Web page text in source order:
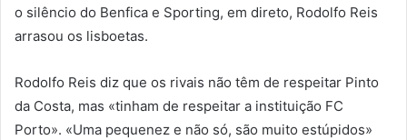
o silêncio do Benfica e Sporting, em direto, Rodolfo Reis
arrasou os lisboetas.
Rodolfo Reis diz que os rivais não têm de respeitar Pinto
da Costa, mas «tinham de respeitar a instituição FC
Porto». «Uma pequenez e não só, são muito estúpidos»